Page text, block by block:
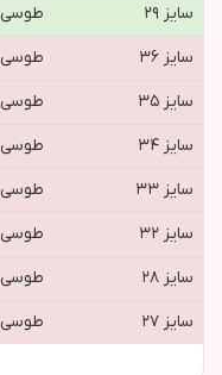
سایز ۲۹
طوسی
سایز ۳۶
طوسی
سایز ۳۵
طوسی
سایز ۳۴
طوسی
سایز ۳۳
طوسی
سایز ۳۲
طوسی
سایز ۲۸
طوسی
سایز ۲۷
طوسی